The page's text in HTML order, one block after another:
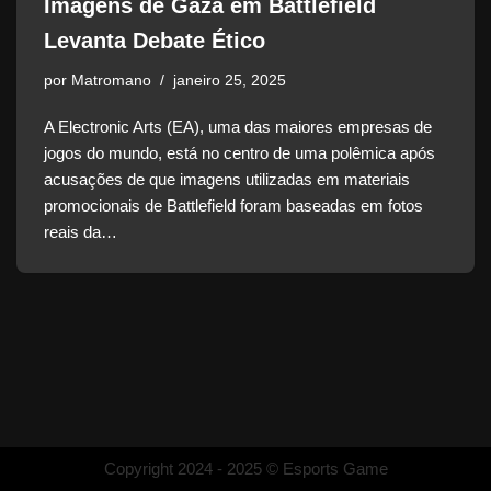
Imagens de Gaza em Battlefield
Levanta Debate Ético
por Matromano janeiro 25, 2025
A Electronic Arts (EA), uma das maiores empresas de
jogos do mundo, está no centro de uma polêmica após
acusações de que imagens utilizadas em materiais
promocionais de Battlefield foram baseadas em fotos
reais da…
Copyright 2024 - 2025 © Esports Game